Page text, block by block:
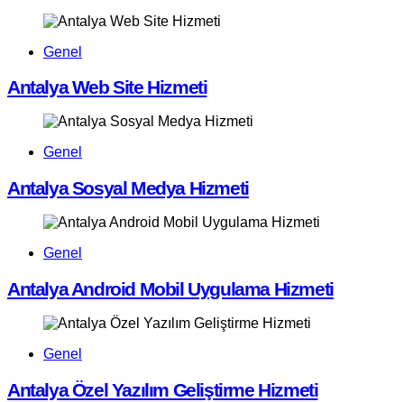
Genel
Antalya Web Site Hizmeti
Genel
Antalya Sosyal Medya Hizmeti
Genel
Antalya Android Mobil Uygulama Hizmeti
Genel
Antalya Özel Yazılım Geliştirme Hizmeti